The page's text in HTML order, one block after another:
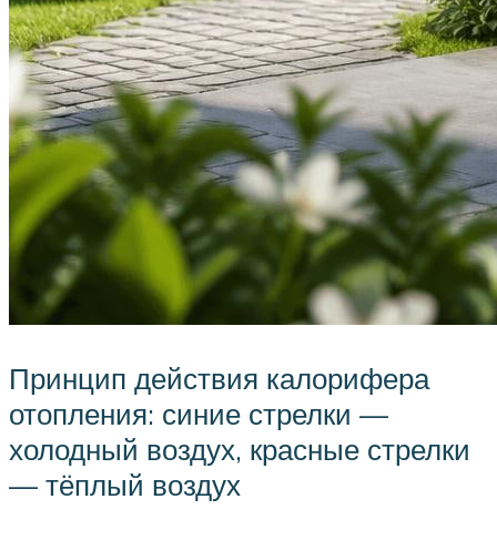
Принцип действия калорифера
отопления: синие стрелки —
холодный воздух, красные стрелки
— тёплый воздух